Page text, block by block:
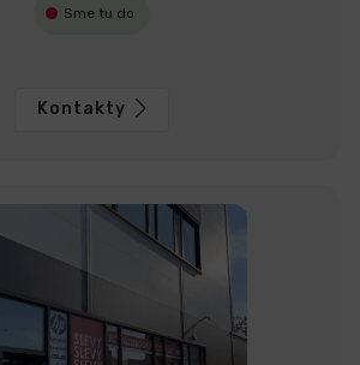
Sme tu do
Kontakty